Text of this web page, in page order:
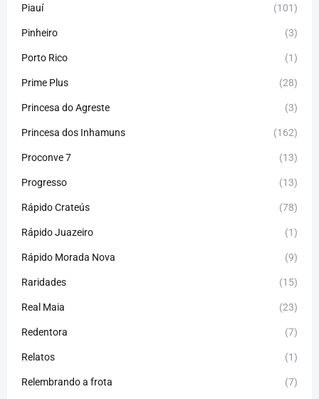
Piauí (101)
Pinheiro (3)
Porto Rico (1)
Prime Plus (28)
Princesa do Agreste (3)
Princesa dos Inhamuns (162)
Proconve 7 (13)
Progresso (13)
Rápido Crateús (78)
Rápido Juazeiro (1)
Rápido Morada Nova (9)
Raridades (15)
Real Maia (23)
Redentora (7)
Relatos (1)
Relembrando a frota (7)